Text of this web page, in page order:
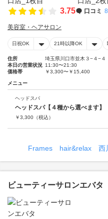
3.75 口コミ
美容室・ヘアサロン
日祝OK 21時以降OK
住所
埼玉県川口市並木３−４−４
本日の営業状況 11:30〜21:30
価格帯
￥3,300〜￥15,400
メニュー
ヘッドスパ
ヘッドスパ【４種から選べます】
￥3,300 （税込）
Frames hair&relax 西
ビューティーサロンエバタ